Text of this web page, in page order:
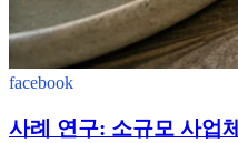
facebook
사례 연구: 소규모 사업